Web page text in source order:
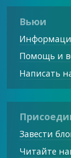
Вьюи
Помощь и
Написать
Завести
Читайте